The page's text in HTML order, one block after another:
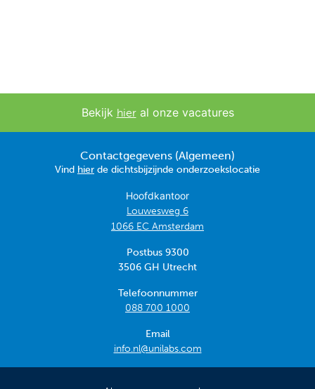
Bekijk hieral onze vacatures
Contactgegevens (Algemeen)
Vind hier de dichtsbijzijnde onderzoekslocatie
Hoofdkantoor
Louwesweg 6
1066 EC Amsterdam
Postbus 9300
3506 GH Utrecht
Telefoonnummer
088 700 1000
Email
info.nl@unilabs.com